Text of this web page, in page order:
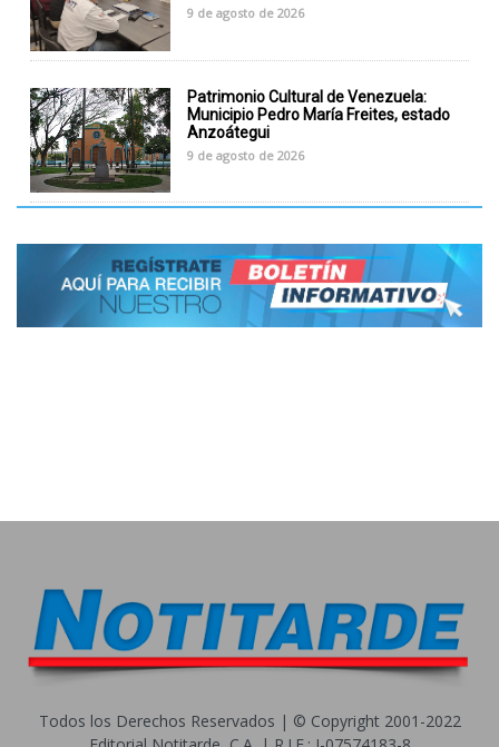
9 de agosto de 2026
Patrimonio Cultural de Venezuela:
Municipio Pedro María Freites, estado
Anzoátegui
9 de agosto de 2026
Todos los Derechos Reservados | © Copyright 2001-2022